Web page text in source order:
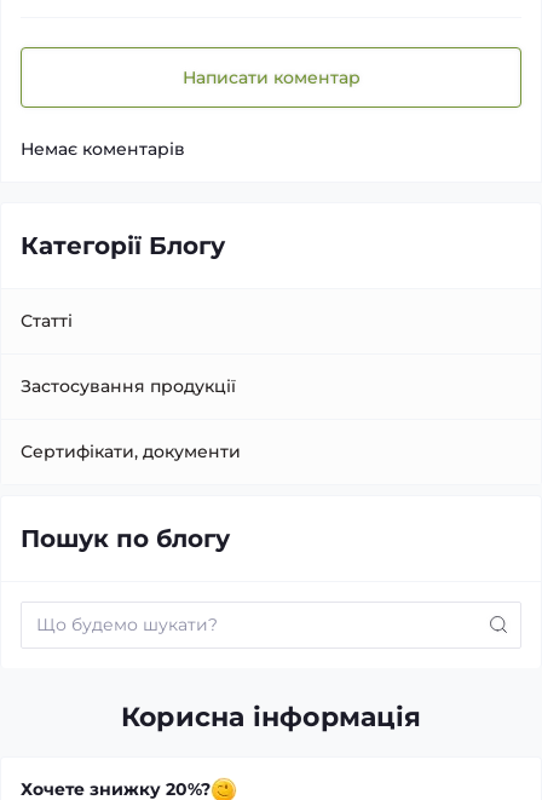
Написати коментар
Немає коментарів
Категорії Блогу
Статті
Застосування продукції
Сертифікати, документи
Пошук по блогу
Корисна інформація
Хочете знижку 20%?